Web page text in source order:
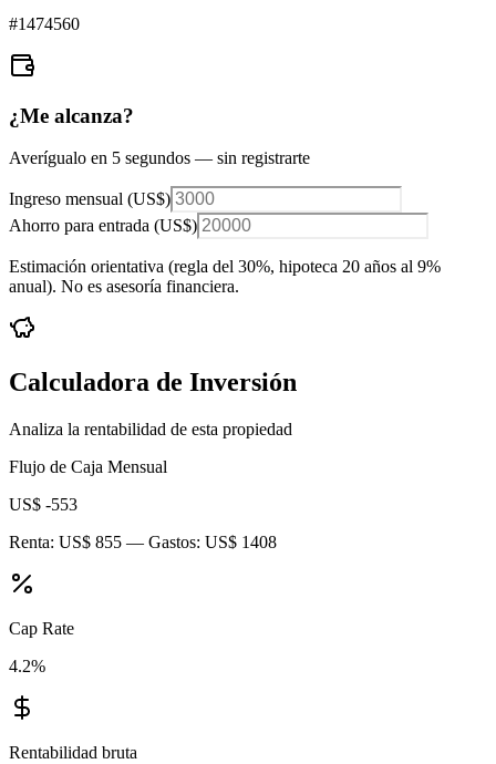
#1474560
¿Me alcanza?
Averígualo en 5 segundos — sin registrarte
Ingreso mensual (US$)
Ahorro para entrada (US$)
Estimación orientativa (regla del 30%, hipoteca 20 años al 9%
anual). No es asesoría financiera.
Calculadora de Inversión
Analiza la rentabilidad de esta propiedad
Flujo de Caja Mensual
US$ -553
Renta: US$ 855 — Gastos: US$ 1408
Cap Rate
4.2%
Rentabilidad bruta